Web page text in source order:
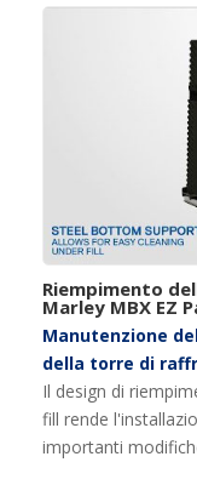
Riempimento
Marley MBX EZ
Manutenzione
della torre di
Il design di
fill rende
importanti